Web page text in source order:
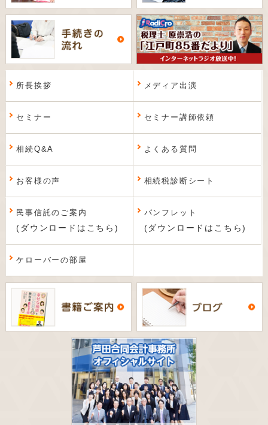
所長挨拶 メディア出演
セミナー セミナー講師依頼
相続Q&A よくある質問
お客様の声 相続税診断シート
民事信託のご案内
(ダウンロードはこちら)
パンフレット
(ダウンロードはこちら)
ケローバーの部屋